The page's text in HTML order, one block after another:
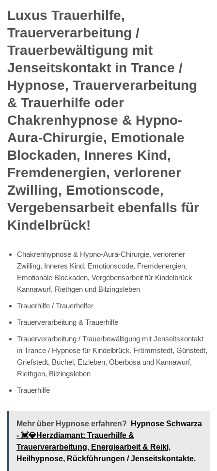
Luxus Trauerhilfe,
Trauerverarbeitung /
Trauerbewältigung mit
Jenseitskontakt in Trance /
Hypnose, Trauerverarbeitung
& Trauerhilfe oder
Chakrenhypnose & Hypno-
Aura-Chirurgie, Emotionale
Blockaden, Inneres Kind,
Fremdenergien, verlorener
Zwilling, Emotionscode,
Vergebensarbeit ebenfalls für
Kindelbrück!
Chakrenhypnose & Hypno-Aura-Chirurgie, verlorener
Zwilling, Inneres Kind, Emotionscode, Fremdenergien,
Emotionale Blockaden, Vergebensarbeit für Kindelbrück –
Kannawurf, Riethgen und Bilzingsleben
Trauerhilfe / Trauerhelfer
Trauerverarbeitung & Trauerhilfe
Trauerverarbeitung / Trauerbewältigung mit Jenseitskontakt
in Trance / Hypnose für Kindelbrück, Frömmstedt, Günstedt,
Griefstedt, Büchel, Etzleben, Oberbösa und Kannawurf,
Riethgen, Bilzingsleben
Trauerhilfe
Mehr über Hypnose erfahren?
Hypnose Schwarza
- 💓️💎Herzdiamant: Trauerhilfe &
Trauerverarbeitung, Energiearbeit & Reiki,
Heilhypnose, Rückführungen / Jenseitskontakte.